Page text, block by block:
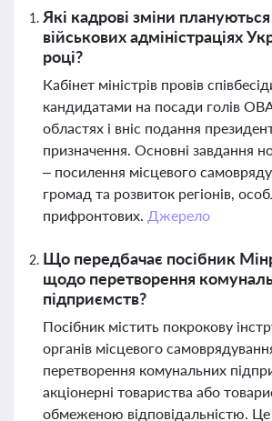
Які кадрові зміни
військових адміністраціях
році?
Кабінет міністрів провів
кандидатами на посади голів
областях і вніс подання
призначення. Основні завдання
– посилення місцевого
громад та розвиток регіонів,
прифронтових. Джерело
Що передбачає посібник
щодо перетворення
підприємств?
Посібник містить покрокову
органів місцевого
перетворення комунальних
акціонерні товариства або
обмеженою відповідальністю.